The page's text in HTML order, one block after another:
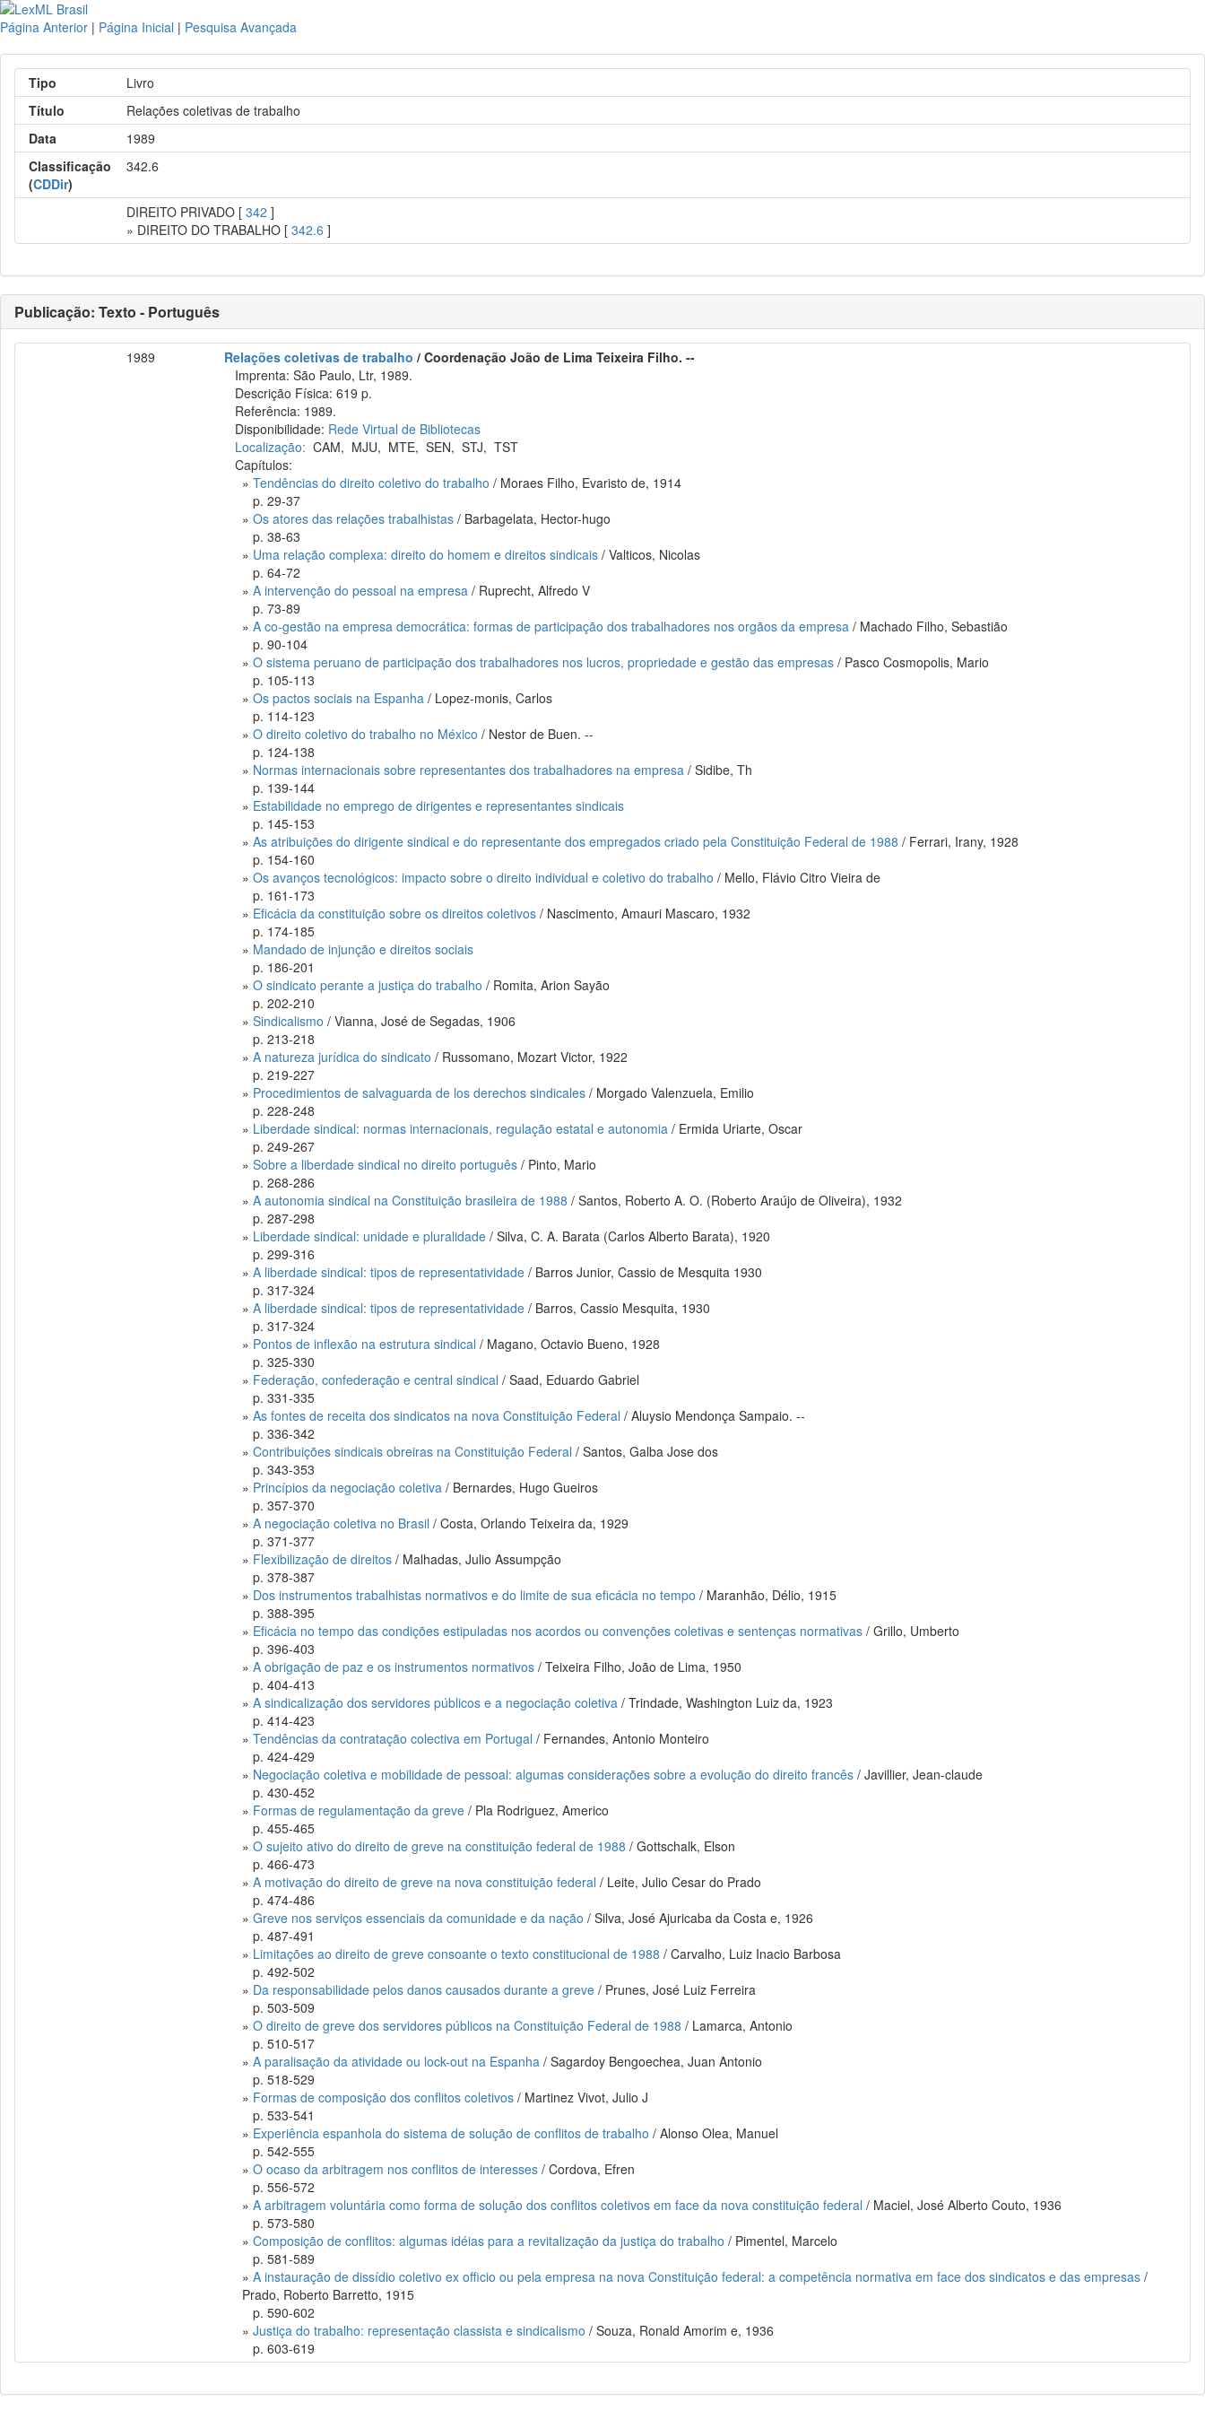
Página Anterior | Página Inicial | Pesquisa Avançada
Tipo
Livro
Título
Relações coletivas de trabalho
Data
1989
Classificação
(CDDir)
342.6
DIREITO PRIVADO [342 ]
» DIREITO DO TRABALHO [342.6 ]
Publicação: Texto - Português
1989 Relações coletivas de trabalho / Coordenação João de Lima Teixeira Filho. --
Imprenta: São Paulo, Ltr, 1989.
Descrição Física: 619 p.
Referência: 1989.
Disponibilidade: Rede Virtual de Bibliotecas
Localização: CAM, MJU, MTE,SEN,STJ,TST
Capítulos:
»Tendências do direito coletivo do trabalho / Moraes Filho, Evaristo de, 1914
p. 29-37
»Os atores das relações trabalhistas / Barbagelata, Hector-hugo
p. 38-63
» Uma relação complexa: direito do homem e direitos sindicais / Valticos, Nicolas
p. 64-72
»A intervenção do pessoal na empresa / Ruprecht, Alfredo V
p. 73-89
»A co-gestão na empresa democrática: formas de participação dos trabalhadores nos orgãos da empresa / Machado Filho, Sebastião
p. 90-104
»O sistema peruano de participação dos trabalhadores nos lucros, propriedade e gestão das empresas / Pasco Cosmopolis, Mario
p. 105-113
»Os pactos sociais na Espanha / Lopez-monis, Carlos
p. 114-123
»O direito coletivo do trabalho no México / Nestor de Buen. --
p. 124-138
» Normas internacionais sobre representantes dos trabalhadores na empresa / Sidibe, Th
p. 139-144
» Estabilidade no emprego de dirigentes e representantes sindicais
p. 145-153
»As atribuições do dirigente sindical e do representante dos empregados criado pela Constituição Federal de 1988 / Ferrari, Irany, 1928
p. 154-160
»Os avanços tecnológicos: impacto sobre o direito individual e coletivo do trabalho / Mello, Flávio Citro Vieira de
p. 161-173
» Eficácia da constituição sobre os direitos coletivos / Nascimento, Amauri Mascaro, 1932
p. 174-185
» Mandado de injunção e direitos sociais
p. 186-201
»O sindicato perante a justiça do trabalho / Romita, Arion Sayão
p. 202-210
»Sindicalismo / Vianna, José de Segadas, 1906
p. 213-218
»A natureza jurídica do sindicato / Russomano, Mozart Victor, 1922
p. 219-227
» Procedimientos de salvaguarda de los derechos sindicales / Morgado Valenzuela, Emilio
p. 228-248
» Liberdade sindical: normas internacionais, regulação estatal e autonomia / Ermida Uriarte, Oscar
p. 249-267
»Sobre a liberdade sindical no direito português / Pinto, Mario
p. 268-286
»A autonomia sindical na Constituição brasileira de 1988 / Santos, Roberto A. O. (Roberto Araújo de Oliveira), 1932
p. 287-298
» Liberdade sindical: unidade e pluralidade / Silva, C. A. Barata (Carlos Alberto Barata), 1920
p. 299-316
»A liberdade sindical: tipos de representatividade / Barros Junior, Cassio de Mesquita 1930
p. 317-324
»A liberdade sindical: tipos de representatividade / Barros, Cassio Mesquita, 1930
p. 317-324
» Pontos de inflexão na estrutura sindical / Magano, Octavio Bueno, 1928
p. 325-330
» Federação, confederação e central sindical / Saad, Eduardo Gabriel
p. 331-335
»As fontes de receita dos sindicatos na nova Constituição Federal / Aluysio Mendonça Sampaio. --
p. 336-342
»Contribuições sindicais obreiras na Constituição Federal / Santos, Galba Jose dos
p. 343-353
» Princípios da negociação coletiva / Bernardes, Hugo Gueiros
p. 357-370
»A negociação coletiva no Brasil / Costa, Orlando Teixeira da, 1929
p. 371-377
» Flexibilização de direitos / Malhadas, Julio Assumpção
p. 378-387
» Dos instrumentos trabalhistas normativos e do limite de sua eficácia no tempo / Maranhão, Délio, 1915
p. 388-395
» Eficácia no tempo das condições estipuladas nos acordos ou convenções coletivas e sentenças normativas / Grillo, Umberto
p. 396-403
»A obrigação de paz e os instrumentos normativos / Teixeira Filho, João de Lima, 1950
p. 404-413
»A sindicalização dos servidores públicos e a negociação coletiva / Trindade, Washington Luiz da, 1923
p. 414-423
»Tendências da contratação colectiva em Portugal / Fernandes, Antonio Monteiro
p. 424-429
» Negociação coletiva e mobilidade de pessoal: algumas considerações sobre a evolução do direito francês / Javillier, Jean-claude
p. 430-452
» Formas de regulamentação da greve / Pla Rodriguez, Americo
p. 455-465
»O sujeito ativo do direito de greve na constituição federal de 1988 / Gottschalk, Elson
p. 466-473
»A motivação do direito de greve na nova constituição federal / Leite, Julio Cesar do Prado
p. 474-486
»Greve nos serviços essenciais da comunidade e da nação / Silva, José Ajuricaba da Costa e, 1926
p. 487-491
» Limitações ao direito de greve consoante o texto constitucional de 1988 / Carvalho, Luiz Inacio Barbosa
p. 492-502
» Da responsabilidade pelos danos causados durante a greve / Prunes, José Luiz Ferreira
p. 503-509
»O direito de greve dos servidores públicos na Constituição Federal de 1988 / Lamarca, Antonio
p. 510-517
»A paralisação da atividade ou lock-out na Espanha / Sagardoy Bengoechea, Juan Antonio
p. 518-529
» Formas de composição dos conflitos coletivos / Martinez Vivot, Julio J
p. 533-541
» Experiência espanhola do sistema de solução de conflitos de trabalho / Alonso Olea, Manuel
p. 542-555
»O ocaso da arbitragem nos conflitos de interesses / Cordova, Efren
p. 556-572
»A arbitragem voluntária como forma de solução dos conflitos coletivos em face da nova constituição federal / Maciel, José Alberto Couto, 1936
p. 573-580
»Composição de conflitos: algumas idéias para a revitalização da justiça do trabalho / Pimentel, Marcelo
p. 581-589
»A instauração de dissídio coletivo ex officio ou pela empresa na nova Constituição federal: a competência normativa em face dos sindicatos e das empresas /
Prado, Roberto Barretto, 1915
p. 590-602
»Justiça do trabalho: representação classista e sindicalismo / Souza, Ronald Amorim e, 1936
p. 603-619